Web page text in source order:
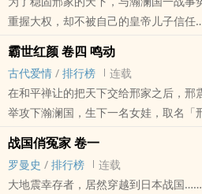
重握大权，却不被自己的皇帝儿子信
霸世红颜 卷四 鸣动
古代爱情 / 排行榜
连载
在和平禅让的把天下交给邢家之后，邢
举攻下瀚澜国，生下一名女娃，取名「
涌，就算已经是邢家天下了，后宫当中
战国俏冤家 卷一
罗曼史 / 排行榜
连载
大地震幸存者，居然穿越到日本战国